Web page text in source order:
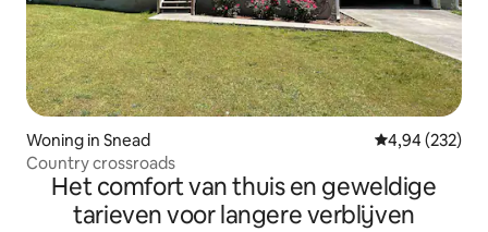
Woning in Snead Gemiddelde
4,94 (232)
Country crossroads
Het comfort van thuis en geweldige
tarieven voor langere verblijven